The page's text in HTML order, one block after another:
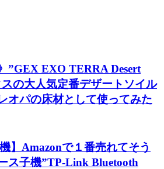
”GEX EXO TERRA Desert
の大人気定番デザートソイル
オパの床材として使ってみた
】Amazonで１番売れてそう
ス子機”TP-Link Bluetooth